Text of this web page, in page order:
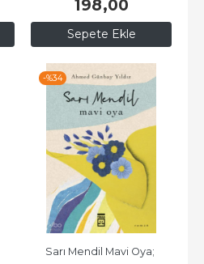
Sepete Ekle
198,00
-%34
Sarı Mendil Mavi Oya;